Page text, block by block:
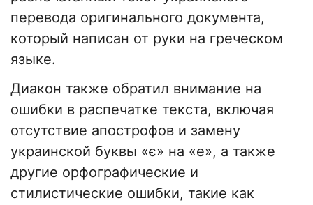
перевода оригинального документа,
который написан от руки на греческом
языке.
Диакон также обратил внимание на
ошибки в распечатке текста, включая
отсутствие апострофов и замену
украинской буквы «є» на «е», а также
другие орфографические и
стилистические ошибки, такие как